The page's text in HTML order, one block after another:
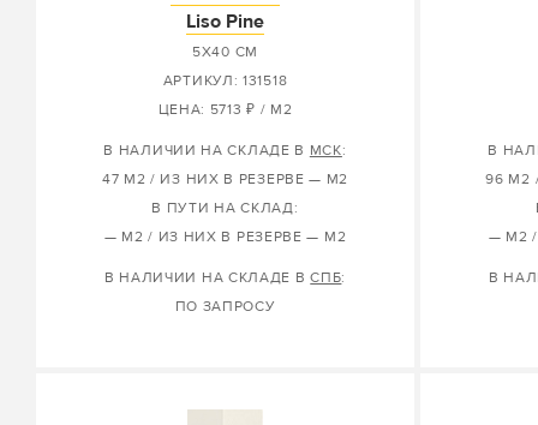
Liso Pine
5X40 СМ
АРТИКУЛ: 131518
ЦЕНА: 5713 ₽ / М2
В НАЛИЧИИ НА СКЛАДЕ В МСК:
47 М2 / ИЗ НИХ В РЕЗЕРВЕ — М2
В ПУТИ НА СКЛАД:
— М2 / ИЗ НИХ В РЕЗЕРВЕ — М2
В НАЛИЧИИ НА СКЛАДЕ ВСПБ:
ПО ЗАПРОСУ
В
96 М2
— М2
В